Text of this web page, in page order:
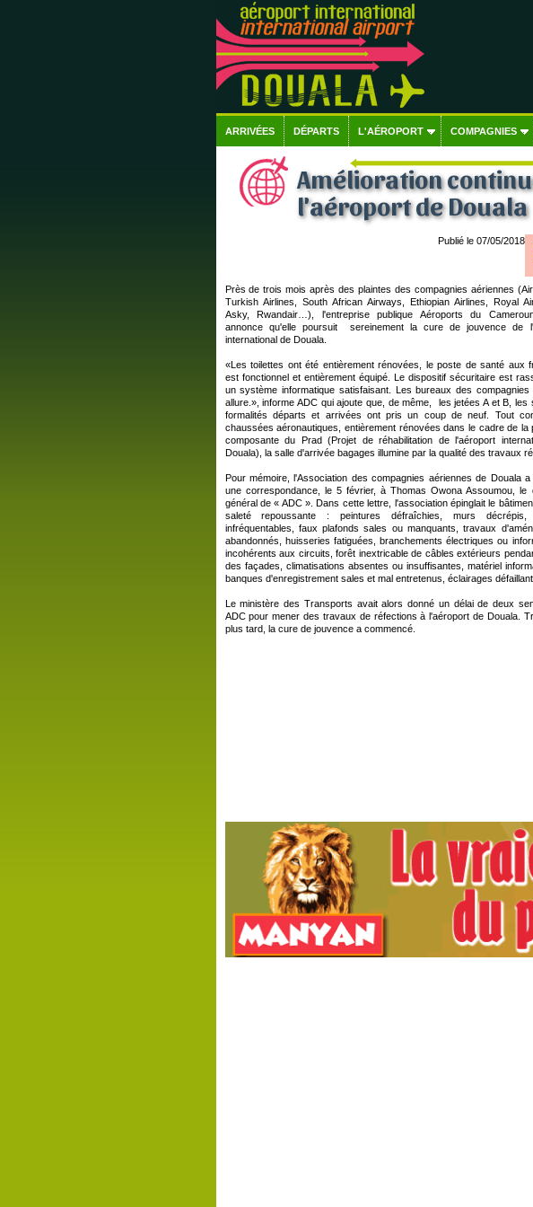
ARRIVÉES DÉPARTS L'AÉROPORT COMPAGNIES
Amélioration
l'aéroport de Douala
Publié le 07/05/2018
Près de trois mois après des plaintes des compagnies aériennes (Air
Turkish Airlines, South African Airways, Ethiopian Airlines, Royal
Asky, Rwandair…), l'entreprise publique Aéroports du
annonce qu'elle poursuit sereinement la cure de jouvence de
international de Douala.
«Les toilettes ont été entièrement rénovées, le poste de santé aux
est fonctionnel et entièrement équipé. Le dispositif sécuritaire est
un système informatique satisfaisant. Les bureaux des compagnies
allure.», informe ADC qui ajoute que, de même, les jetées A et B, les
formalités départs et arrivées ont pris un coup de neuf. Tout
chaussées aéronautiques, entièrement rénovées dans le cadre de la
composante du Prad (Projet de réhabilitation de l'aéroport
Douala), la salle d'arrivée bagages illumine par la qualité des travaux
Pour mémoire, l'Association des compagnies aériennes de Douala
une correspondance, le 5 février, à Thomas Owona Assoumou, le
général de « ADC ». Dans cette lettre, l'association épinglait le
saleté repoussante : peintures défraîchies, murs décrépis,
infréquentables, faux plafonds sales ou manquants, travaux
abandonnés, huisseries fatiguées, branchements électriques ou
incohérents aux circuits, forêt inextricable de câbles extérieurs
des façades, climatisations absentes ou insuffisantes, matériel
banques d'enregistrement sales et mal entretenus, éclairages
Le ministère des Transports avait alors donné un délai de deux
ADC pour mener des travaux de réfections à l'aéroport de Douala.
plus tard, la cure de jouvence a commencé.